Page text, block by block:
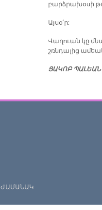
բարձ­րա­խօ­սի
Այ­սօ՛ր:
Վա­ղուան կը
շռնդա­լից
ՅԱԿՈԲ ՊԱԼԵԱՆ
ԺԱՄԱՆԱԿ